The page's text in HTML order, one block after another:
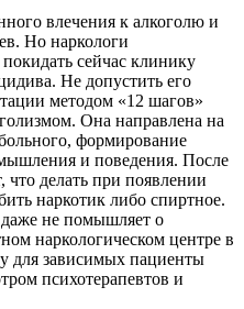
влечения к алкоголю и
Но наркологи
сейчас клинику
Не допустить его
методом «12 шагов»
Она направлена на
формирование
и поведения. После
что делать при появлении
наркотик либо спиртное.
не помышляет о
наркологическом центре в
для зависимых пациенты
психотерапевтов и